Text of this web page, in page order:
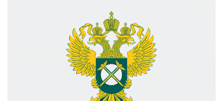
РЕЧЕНЬ ПРОДУКЦИИ ДЛЯ ПАРАЛЛЕЛЬНОГО ИМПОРТ